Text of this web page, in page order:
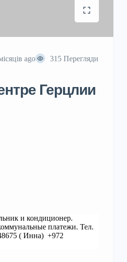
ago 315 Перегляди
Герцлии
и кондиционер.
платежи. Тел.
( Инна) +972